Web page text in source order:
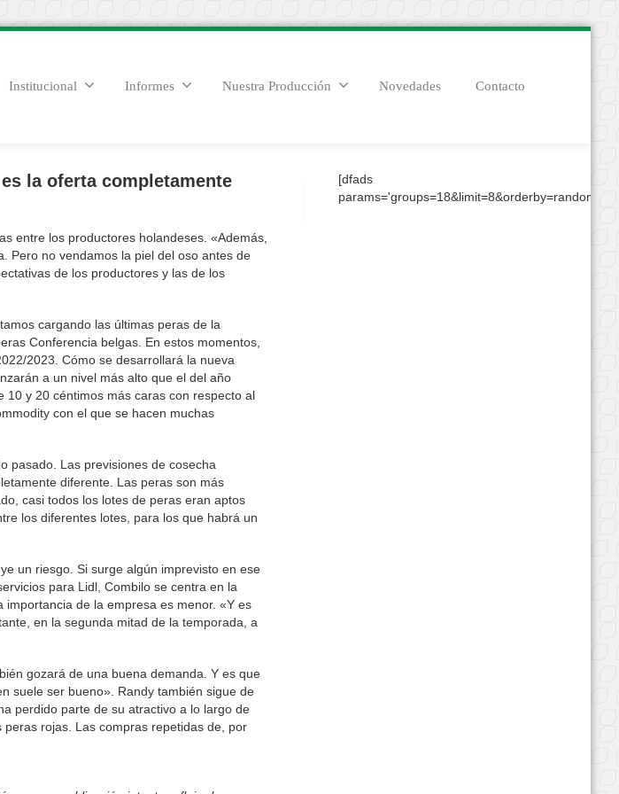
Institucional Informes Nuestra Producción Novedades Contacto
la oferta completamente
entre los productores holandeses. «Además,
Pero no vendamos la piel del oso antes de
de los productores y las de los
cargando las últimas peras de la
Conferencia belgas. En estos momentos,
2023. Cómo se desarrollará la nueva
a un nivel más alto que el del año
y 20 céntimos más caras con respecto al
con el que se hacen muchas
pasado. Las previsiones de cosecha
diferente. Las peras son más
casi todos los lotes de peras eran aptos
los diferentes lotes, para los que habrá un
un riesgo. Si surge algún imprevisto en ese
para Lidl, Combilo se centra en la
de la empresa es menor. «Y es
en la segunda mitad de la temporada, a
gozará de una buena demanda. Y es que
suele ser bueno». Randy también sigue de
perdido parte de su atractivo a lo largo de
rojas. Las compras repetidas de, por
[dfads